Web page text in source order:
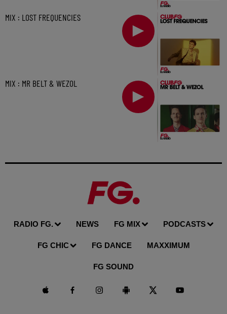
MIX : LOST FREQUENCIES
MIX : MR BELT & WEZOL
RADIO FG. NEWS FG MIX PODCASTS
FG CHIC FG DANCE MAXXIMUM
FG SOUND